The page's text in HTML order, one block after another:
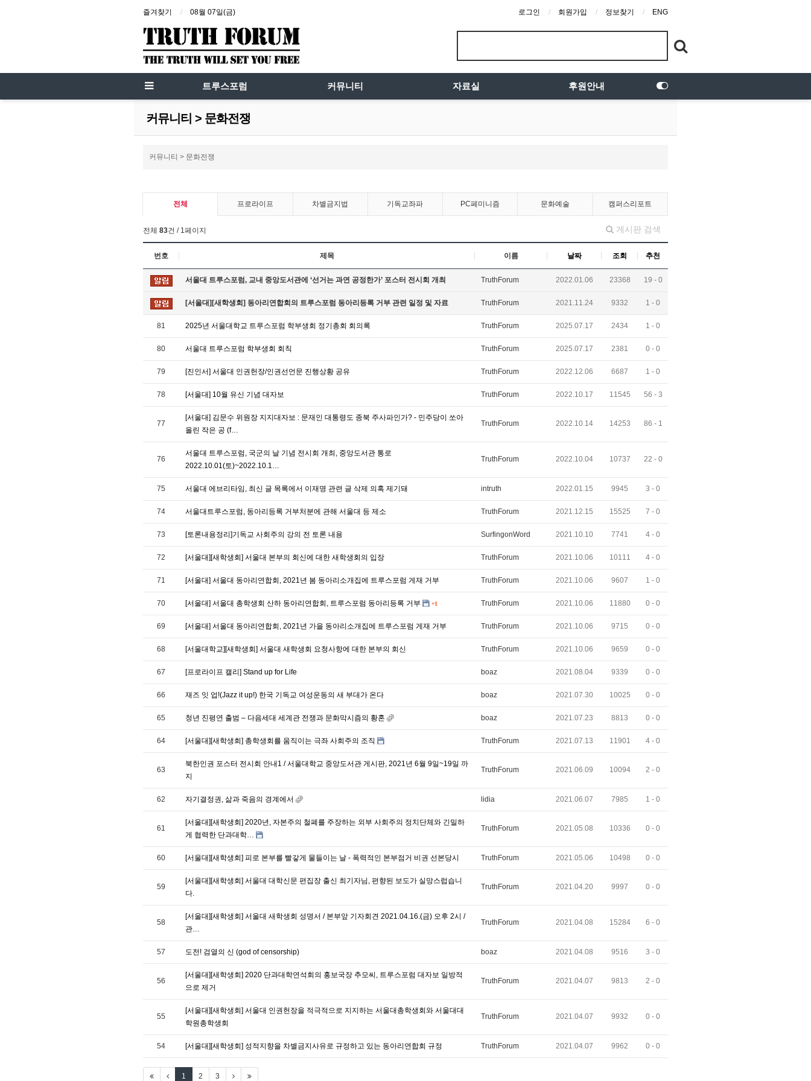
즐겨찾기 08월 07일(금) 로그인 회원가입 정보찾기 ENG
트루스포럼 커뮤니티 자료실 후원안내
커뮤니티 > 문화전쟁
커뮤니티 > 문화전쟁
전체 프로라이프 차별금지법 기독교좌파 PC페미니즘 문화예술 캠퍼스리포트
게시판 검색
전체 83건 / 1페이지
번호 제목 이름 날짜 조회 추천
서울대 트루스포럼, 교내 중앙도서관에 ‘선거는 과연 공정한가’ 포스터 전시회 개최 TruthForum 2022.01.06 23368 19 - 0
[서울대][새학생회] 동아리연합회의 트루스포럼 동아리등록 거부 관련 일정 및 자료 TruthForum 2021.11.24 9332 1 - 0
81 2025년 서울대학교 트루스포럼 학부생회 정기총회 회의록 TruthForum 2025.07.17 2434 1 - 0
80 서울대 트루스포럼 학부생회 회칙 TruthForum 2025.07.17 2381 0 - 0
79 [진인서] 서울대 인권헌장/인권선언문 진행상황 공유 TruthForum 2022.12.06 6687 1 - 0
78 [서울대] 10월 유신 기념 대자보 TruthForum 2022.10.17 11545 56 - 3
77
[서울대] 김문수 위원장 지지대자보 : 문재인 대통령도 종북 주사파인가? - 민주당이 쏘아
올린 작은 공 (f…
TruthForum 2022.10.14 14253 86 - 1
76
서울대 트루스포럼, 국군의 날 기념 전시회 개최, 중앙도서관 통로
2022.10.01(토)~2022.10.1…
TruthForum 2022.10.04 10737 22 - 0
75 서울대 에브리타임, 최신 글 목록에서 이재명 관련 글 삭제 의혹 제기돼 intruth 2022.01.15 9945 3 - 0
74 서울대트루스포럼, 동아리등록 거부처분에 관해 서울대 등 제소 TruthForum 2021.12.15 15525 7 - 0
73 [토론내용정리]기독교 사회주의 강의 전 토론 내용 SurfingonWord 2021.10.10 7741 4 - 0
72 [서울대][새학생회] 서울대 본부의 회신에 대한 새학생회의 입장 TruthForum 2021.10.06 10111 4 - 0
71 [서울대] 서울대 동아리연합회, 2021년 봄 동아리소개집에 트루스포럼 게재 거부 TruthForum 2021.10.06 9607 1 - 0
70 [서울대] 서울대 총학생회 산하 동아리연합회, 트루스포럼 동아리등록 거부 +1 TruthForum 2021.10.06 11880 0 - 0
69 [서울대] 서울대 동아리연합회, 2021년 가을 동아리소개집에 트루스포럼 게재 거부 TruthForum 2021.10.06 9715 0 - 0
68 [서울대학교][새학생회] 서울대 새학생회 요청사항에 대한 본부의 회신 TruthForum 2021.10.06 9659 0 - 0
67 [프로라이프 캘리] Stand up for Life boaz 2021.08.04 9339 0 - 0
66 재즈 잇 업!(Jazz it up!) 한국 기독교 여성운동의 새 부대가 온다 boaz 2021.07.30 10025 0 - 0
65 청년 진평연 출범 – 다음세대 세계관 전쟁과 문화막시즘의 황혼 boaz 2021.07.23 8813 0 - 0
64 [서울대][새학생회] 총학생회를 움직이는 극좌 사회주의 조직 TruthForum 2021.07.13 11901 4 - 0
63
북한인권 포스터 전시회 안내1 / 서울대학교 중앙도서관 게시판, 2021년 6월 9일~19일 까
지
TruthForum 2021.06.09 10094 2 - 0
62 자기결정권, 삶과 죽음의 경계에서 lidia 2021.06.07 7985 1 - 0
61
[서울대][새학생회] 2020년, 자본주의 철폐를 주장하는 외부 사회주의 정치단체와 긴밀하
게 협력한 단과대학…
TruthForum 2021.05.08 10336 0 - 0
60 [서울대][새학생회] 피로 본부를 빨갛게 물들이는 날 - 폭력적인 본부점거 비권 선본당시 TruthForum 2021.05.06 10498 0 - 0
59
[서울대][새학생회] 서울대 대학신문 편집장 출신 최기자님, 편향된 보도가 실망스럽습니
다.
TruthForum 2021.04.20 9997 0 - 0
58
[서울대][새학생회] 서울대 새학생회 성명서 / 본부앞 기자회견 2021.04.16.(금) 오후 2시 /
관…
TruthForum 2021.04.08 15284 6 - 0
57 도전! 검열의 신 (god of censorship) boaz 2021.04.08 9516 3 - 0
56
[서울대][새학생회] 2020 단과대학연석회의 홍보국장 추모씨, 트루스포럼 대자보 일방적
으로 제거
TruthForum 2021.04.07 9813 2 - 0
55
[서울대][새학생회] 서울대 인권헌장을 적극적으로 지지하는 서울대총학생회와 서울대대
학원총학생회
TruthForum 2021.04.07 9932 0 - 0
54 [서울대][새학생회] 성적지향을 차별금지사유로 규정하고 있는 동아리연합회 규정 TruthForum 2021.04.07 9962 0 - 0
1 2 3